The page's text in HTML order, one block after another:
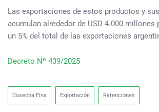
Las exportaciones de estos productos y
acumulan alrededor de USD 4.000 millones
un 5% del total de las exportaciones
Decreto Nº 439/2025
Cosecha Fina Exportación Retenciones